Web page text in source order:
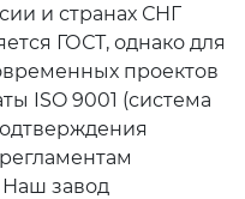
и странах СНГ
ГОСТ, однако для
проектов
ISO 9001 (система
Наш завод